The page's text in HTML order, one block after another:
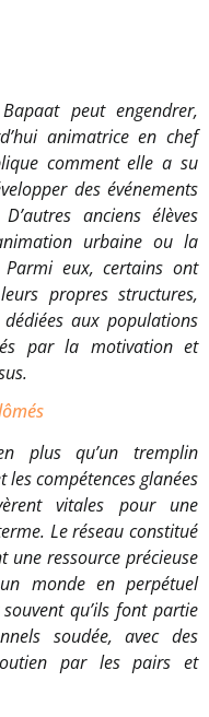
peut engendrer,
animatrice en chef
comment elle a su
des événements
anciens élèves
urbaine ou la
eux, certains ont
propres structures,
aux populations
par la motivation et
plus qu’un tremplin
compétences glanées
vitales pour une
Le réseau constitué
ressource précieuse
monde en perpétuel
qu’ils font partie
soudée, avec des
par les pairs et